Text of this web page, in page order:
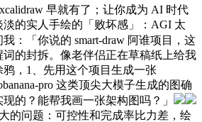
早就有了；让你成为 AI 时代
淡的实人手绘的「败坏感」：AGI 太
：「你说的 smart-draw 阿谁项目，这
的封拆。像老伴侣正在草稿纸上给我
，1、先用这个项目生成一张
pro 这类顶尖大模子生成的图确
的？能帮我画一张架构图吗？」
的问题：可控性和完成率比力差，绘